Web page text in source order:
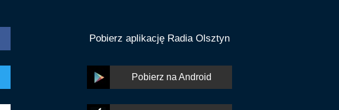
Pobierz aplikację Radia Olsztyn
Pobierz na Android